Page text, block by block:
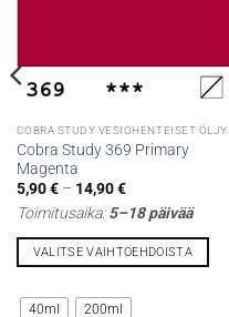
Cobra Study 369 Primary
Magenta
5,90€ – 14,90€Hintaluokka:
-
Toimitusaika:5–18 päivää
VALITSE VAIHTOEHDOISTA
tuotteella
40ml 200ml